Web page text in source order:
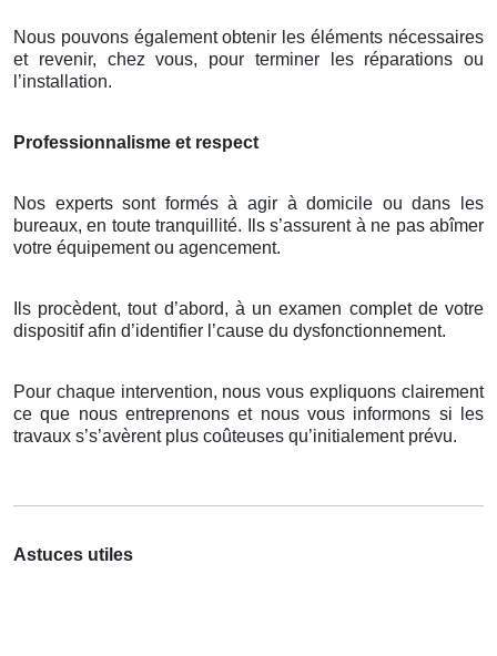
Nous pouvons également obtenir les éléments nécessaires
et revenir, chez vous, pour terminer les réparations ou
l’installation.
Professionnalisme et respect
Nos experts sont formés à agir à domicile ou dans les
bureaux, en toute tranquillité. Ils s’assurent à ne pas abîmer
votre équipement ou agencement.
Ils procèdent, tout d’abord, à un examen complet de votre
dispositif afin d’identifier l’cause du dysfonctionnement.
Pour chaque intervention, nous vous expliquons clairement
ce que nous entreprenons et nous vous informons si les
travaux s’s’avèrent plus coûteuses qu’initialement prévu.
Astuces utiles